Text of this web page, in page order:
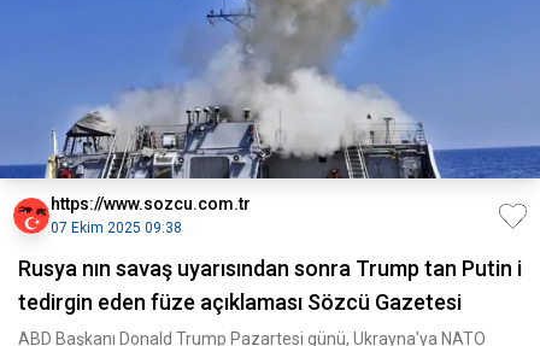
https://www.sozcu.com.tr
07 Ekim 2025 09:38
Rusya nın savaş uyarısından sonra Trump tan Putin i
tedirgin eden füze açıklaması Sözcü Gazetesi
ABD Başkanı Donald Trump Pazartesi günü, Ukrayna'ya NATO